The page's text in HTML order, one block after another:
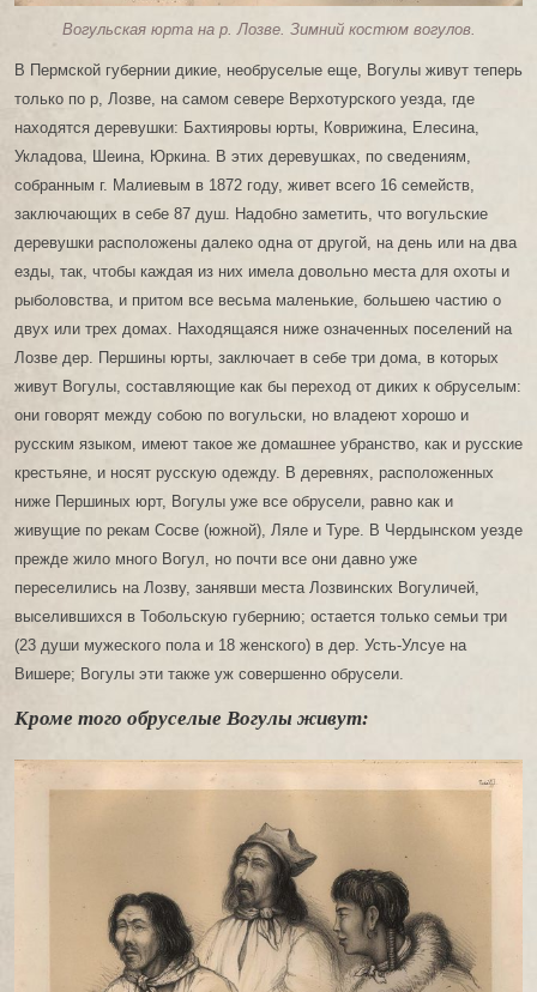
Вогульская юрта на р. Лозве. Зимний костюм вогулов.
В Пермской губернии дикие, необруселые еще, Вогулы живут теперь
только по р, Лозве, на самом севере Верхотурского уезда, где
находятся деревушки: Бахтияровы юрты, Коврижина, Елесина,
Укладова, Шеина, Юркина. В этих деревушках, по сведениям,
собранным г. Малиевым в 1872 году, живет всего 16 семейств,
заключающих в себе 87 душ. Надобно заметить, что вогульские
деревушки расположены далеко одна от другой, на день или на два
езды, так, чтобы каждая из них имела довольно места для охоты и
рыболовства, и притом все весьма маленькие, большею частию о
двух или трех домах. Находящаяся ниже означенных поселений на
Лозве дер. Першины юрты, заключает в себе три дома, в которых
живут Вогулы, составляющие как бы переход от диких к обруселым:
они говорят между собою по вогульски, но владеют хорошо и
русским языком, имеют такое же домашнее убранство, как и русские
крестьяне, и носят русскую одежду. В деревнях, расположенных
ниже Першиных юрт, Вогулы уже все обрусели, равно как и
живущие по рекам Сосве (южной), Ляле и Туре. В Чердынском уезде
прежде жило много Вогул, но почти все они давно уже
переселились на Лозву, занявши места Лозвинских Вогуличей,
выселившихся в Тобольскую губернию; остается только семьи три
(23 души мужеского пола и 18 женского) в дер. Усть-Улсуе на
Вишере; Вогулы эти также уж совершенно обрусели.
Кроме того обруселые Вогулы живут: